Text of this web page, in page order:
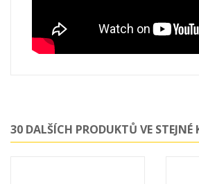
30 DALŠÍCH PRODUKTŮ VE STEJNÉ